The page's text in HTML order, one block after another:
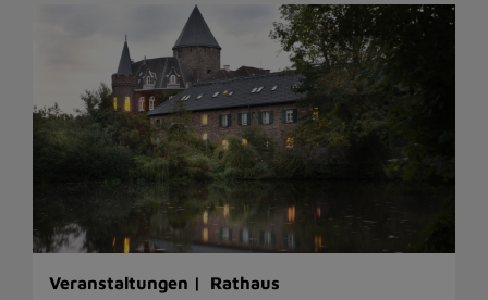
Veranstaltungen | Rathaus